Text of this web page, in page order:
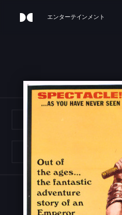
エンターテインメント